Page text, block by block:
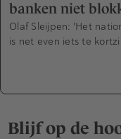
banken niet
Olaf Sleijpen: 'Het
is net even iets te
Blijf op de